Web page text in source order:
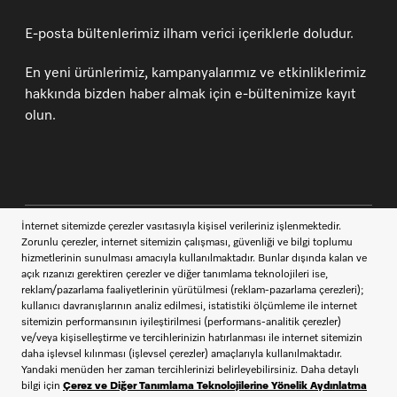
E-posta bültenlerimiz ilham verici içeriklerle doludur.
En yeni ürünlerimiz, kampanyalarımız ve etkinliklerimiz
hakkında bizden haber almak için e-bültenimize kayıt
olun.
İletişim Müşteri Hizmetleri 444 11 22
Miele takipçisi ol
SATIŞ SÖZLEŞMESİ